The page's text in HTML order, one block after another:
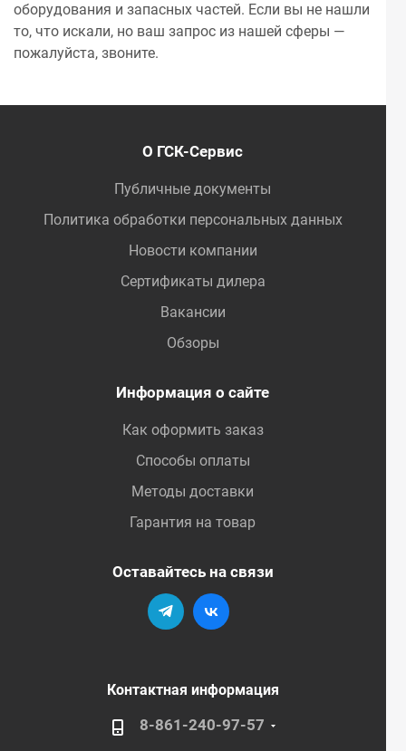
оборудования и запасных частей. Если вы не нашли
то, что искали, но ваш запрос из нашей сферы —
пожалуйста, звоните.
О ГСК-Сервис
Публичные документы
Политика обработки персональных данных
Новости компании
Сертификаты дилера
Вакансии
Обзоры
Информация о сайте
Как оформить заказ
Способы оплаты
Методы доставки
Гарантия на товар
Оставайтесь на связи
Контактная информация
8-861-240-97-57